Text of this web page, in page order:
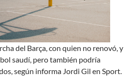
del Barça, con quien no renovó, y
saudí, pero también podría
según informa Jordi Gil en Sport.